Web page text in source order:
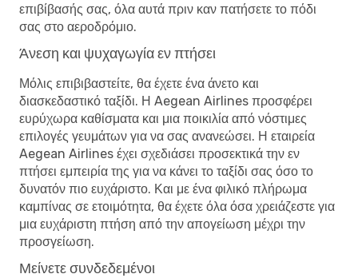
επιβίβασής σας, όλα αυτά πριν καν πατήσετε το πόδι
σας στο αεροδρόμιο.
Άνεση και ψυχαγωγία εν πτήσει
Μόλις επιβιβαστείτε, θα έχετε ένα άνετο και
διασκεδαστικό ταξίδι. Η Aegean Airlines προσφέρει
ευρύχωρα καθίσματα και μια ποικιλία από νόστιμες
επιλογές γευμάτων για να σας ανανεώσει. Η εταιρεία
Aegean Airlines έχει σχεδιάσει προσεκτικά την εν
πτήσει εμπειρία της για να κάνει το ταξίδι σας όσο το
δυνατόν πιο ευχάριστο. Και με ένα φιλικό πλήρωμα
καμπίνας σε ετοιμότητα, θα έχετε όλα όσα χρειάζεστε για
μια ευχάριστη πτήση από την απογείωση μέχρι την
προσγείωση.
Μείνετε συνδεδεμένοι